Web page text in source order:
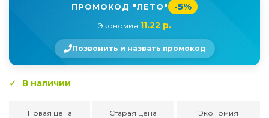
ПРОМОКОД "ЛЕТО" -5%
Экономия 11.22 р.
Позвонить и назвать промокод
В наличии
Новая цена Старая цена Экономия